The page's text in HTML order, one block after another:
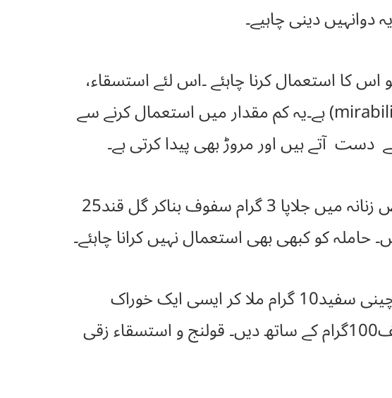
دینی چاہیے۔
کا استعمال کرنا چاہئے ۔اس لئے استسقاء،
زقی ، استسقاء لحمی میں یہ کامیاب دوا (mirabilis jalapa benefits) ہے۔یہ کم مقدار میں استعمال کرنے سے
دست آتے ہیں اور مروڑ بھی پیدا کرتی ہے۔
کا خاص جلاب ہے۔ امراض زنانہ میں جلاپا 3 گرام سفوف بناکر گل قند25
قولنج میں جلاپا (mirabilis jalapa)، سونٹھ ہردو ایک ایک گرام، چینی سفید10 گرام ملا کر ایسی ایک خوراک
روزانہ سات دن تک 20گرام گل قند میں ملاکر نیم گرم عرق سونف100گرام کے ساتھ دیں۔ قولنج و استسقاء زقی